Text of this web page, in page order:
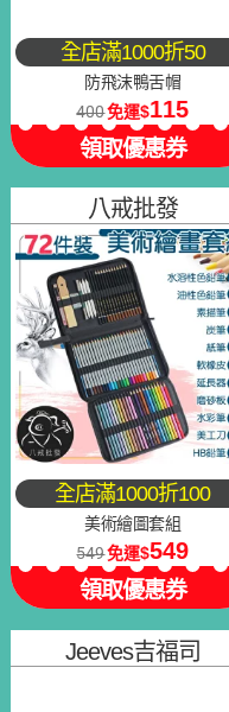
全店滿1000折50
防飛沫鴨舌帽
400免運 115
領取優惠券
全店滿1000折100
美術繪圖套組
八戒批發
549免運 549
領取優惠券
Jeeves吉福司